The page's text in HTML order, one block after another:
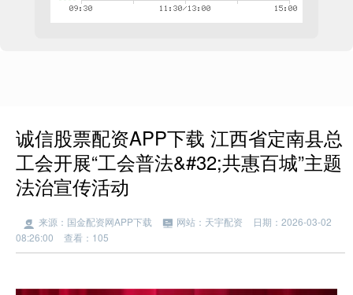
诚信股票配资APP下载 江西省定南县总
工会开展“工会普法&#32;共惠百城”主题
法治宣传活动
来源：国金配资网APP下载 网站：天宇配资
日期：2026-03-02
08:26:00
查看：105